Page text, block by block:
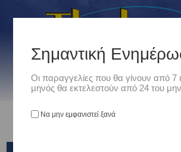
Σημαντική
Οι παραγγελίες που θα γίνουν από 7
μηνός θα εκτελεστούν από 24 του
Να μην εμφανιστεί ξανά